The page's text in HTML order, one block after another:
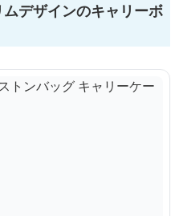
デザインのキャリーボ